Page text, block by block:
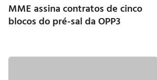
MME assina contratos de cinco
blocos do pré-sal da OPP3